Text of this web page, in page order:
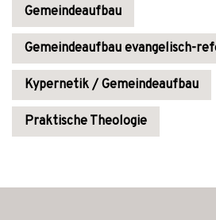
Gemeindeaufbau
Gemeindeaufbau evangelisch-
Kypernetik / Gemeindeaufbau
Praktische Theologie